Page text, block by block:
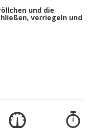
und die
verriegeln und